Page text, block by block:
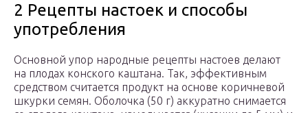
2 Рецепты настоек и способы
употребления
Основной упор народные рецепты настоев делают
на плодах конского каштана. Так, эффективным
средством считается продукт на основе коричневой
шкурки семян. Оболочка (50 г) аккуратно снимается